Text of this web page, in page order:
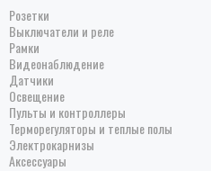
Розетки
Выключатели и реле
Рамки
Видеонаблюдение
Датчики
Освещение
Пульты и контроллеры
Терморегуляторы и теплые полы
Электрокарнизы
Аксессуары